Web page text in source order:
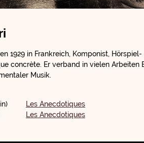
1929 in Frankreich, Komponist,
concrète. Er verband in vielen
Musik.
Les Anecdotiques
Les Anecdotiques